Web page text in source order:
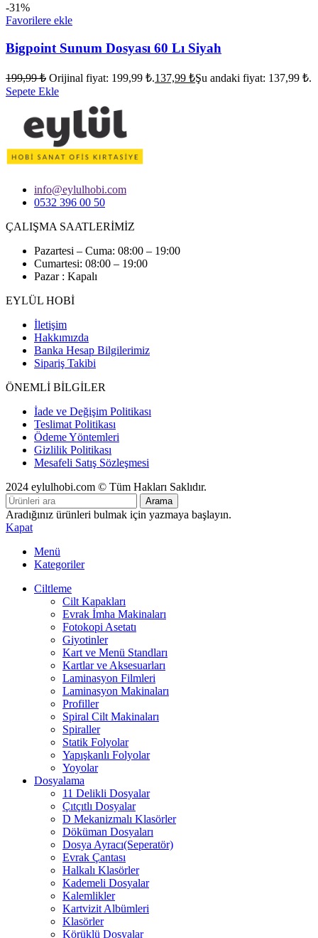
-31%
Favorilere ekle
Bigpoint Sunum Dosyası 60 Lı Siyah
199,99₺ Orijinal fiyat: 199,99 ₺.137,99 ₺Şu andaki fiyat: 137,99 ₺.
Sepete Ekle
info@eylulhobi.com
0532 396 00 50
ÇALIŞMA SAATLERİMİZ
Pazartesi – Cuma: 08:00 – 19:00
Cumartesi: 08:00 – 19:00
Pazar : Kapalı
EYLÜL HOBİ
İletişim
Hakkımızda
Banka Hesap Bilgilerimiz
Sipariş Takibi
ÖNEMLİ BİLGİLER
İade ve Değişim Politikası
Teslimat Politikası
Ödeme Yöntemleri
Gizlilik Politikası
Mesafeli Satış Sözleşmesi
2024 eylulhobi.com © Tüm Hakları Saklıdır.
Arama
Aradığınız ürünleri bulmak için yazmaya başlayın.
Kapat
Menü
Kategoriler
Ciltleme
Cilt Kapakları
Evrak İmha Makinaları
Fotokopi Asetatı
Giyotinler
Kart ve Menü Standları
Kartlar ve Aksesuarları
Laminasyon Filmleri
Laminasyon Makinaları
Profiller
Spiral Cilt Makinaları
Spiraller
Statik Folyolar
Yapışkanlı Folyolar
Yoyolar
Dosyalama
11 Delikli Dosyalar
Çıtçıtlı Dosyalar
D Mekanizmalı Klasörler
Döküman Dosyaları
Dosya Ayracı(Seperatör)
Evrak Çantası
Halkalı Klasörler
Kademeli Dosyalar
Kalemlikler
Kartvizit Albümleri
Klasörler
Körüklü Dosyalar